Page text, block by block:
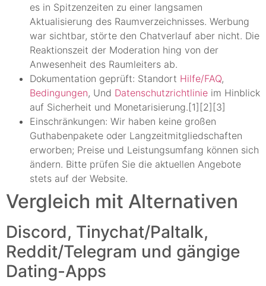
es in Spitzenzeiten zu einer langsamen
Aktualisierung des Raumverzeichnisses. Werbung
war sichtbar, störte den Chatverlauf aber nicht. Die
Reaktionszeit der Moderation hing von der
Anwesenheit des Raumleiters ab.
Dokumentation geprüft: Standort Hilfe/FAQ,
Bedingungen, Und Datenschutzrichtlinie im Hinblick
auf Sicherheit und Monetarisierung.[1][2][3]
Einschränkungen: Wir haben keine großen
Guthabenpakete oder Langzeitmitgliedschaften
erworben; Preise und Leistungsumfang können sich
ändern. Bitte prüfen Sie die aktuellen Angebote
stets auf der Website.
Vergleich mit Alternativen
Discord, Tinychat/Paltalk,
Reddit/Telegram und gängige
Dating-Apps